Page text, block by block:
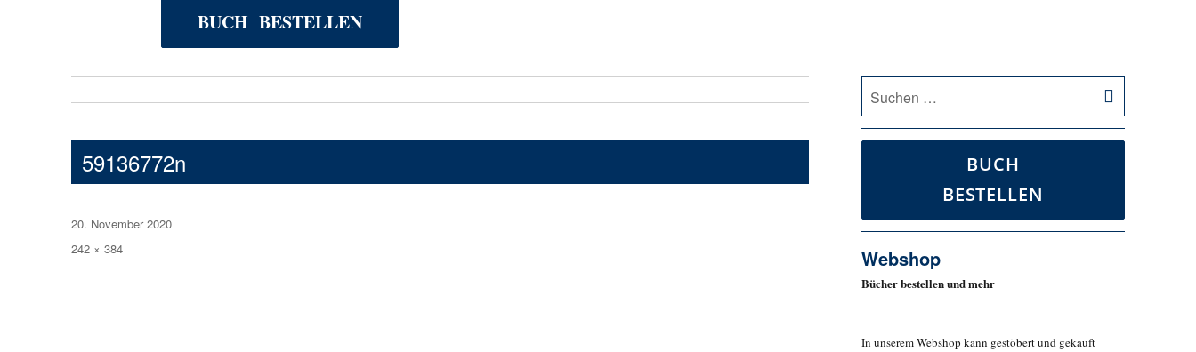
BUCH BESTELLEN
59136772n
Veröffentlicht
am
20. November 2020
Volle
242 × 384
nach:
BUCH
BESTELLEN
Webshop
Bücher bestellen und mehr
In unserem Webshop kann gestöbert und gekauft